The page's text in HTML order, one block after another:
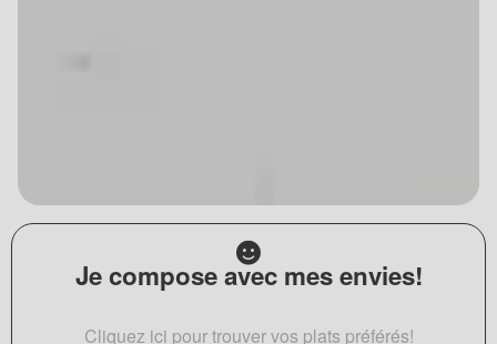
Je compose avec mes envies!
Cliquez ici pour trouver vos plats préférés!